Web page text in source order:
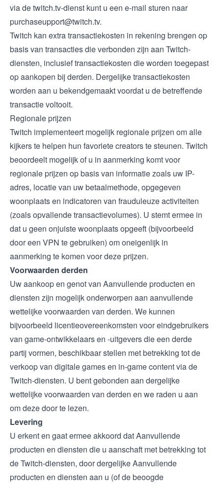
via de twitch.tv-dienst kunt u een e-mail sturen naar
purchaseupport@twitch.tv.
Twitch kan extra transactiekosten in rekening brengen op
basis van transacties die verbonden zijn aan Twitch-
diensten, inclusief transactiekosten die worden toegepast
op aankopen bij derden. Dergelijke transactiekosten
worden aan u bekendgemaakt voordat u de betreffende
transactie voltooit.
Regionale prijzen
Twitch implementeert mogelijk regionale prijzen om alle
kijkers te helpen hun favoriete creators te steunen. Twitch
beoordeelt mogelijk of u in aanmerking komt voor
regionale prijzen op basis van informatie zoals uw IP-
adres, locatie van uw betaalmethode, opgegeven
woonplaats en indicatoren van frauduleuze activiteiten
(zoals opvallende transactievolumes). U stemt ermee in
dat u geen onjuiste woonplaats opgeeft (bijvoorbeeld
door een VPN te gebruiken) om oneigenlijk in
aanmerking te komen voor deze prijzen.
Voorwaarden derden
Uw aankoop en genot van Aanvullende producten en
diensten zijn mogelijk onderworpen aan aanvullende
wettelijke voorwaarden van derden. We kunnen
bijvoorbeeld licentieovereenkomsten voor eindgebruikers
van game-ontwikkelaars en -uitgevers die een derde
partij vormen, beschikbaar stellen met betrekking tot de
verkoop van digitale games en in-game content via de
Twitch-diensten. U bent gebonden aan dergelijke
wettelijke voorwaarden van derden en we raden u aan
om deze door te lezen.
Levering
U erkent en gaat ermee akkoord dat Aanvullende
producten en diensten die u aanschaft met betrekking tot
de Twitch-diensten, door dergelijke Aanvullende
producten en diensten aan u (of de beoogde